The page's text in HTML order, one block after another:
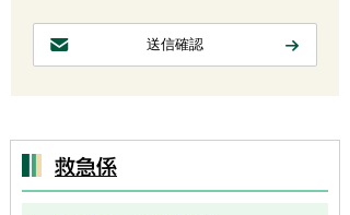
救急係